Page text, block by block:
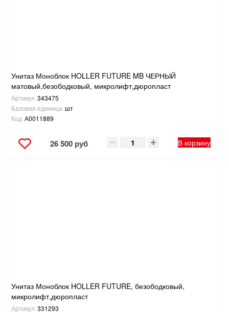
Унитаз Моноблок HOLLER FUTURE MB ЧЕРНЫЙ
матовый,безободковый, микролифт,дюропласт
Артикул 343475
Базовая единица шт
Код А0011889
26 500 руб В корзину
Унитаз Моноблок HOLLER FUTURE, безободковый,
микролифт,дюропласт
Артикул 331293